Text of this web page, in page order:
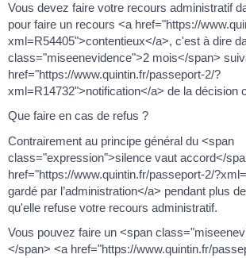
Vous devez faire votre recours administratif
pour faire un recours <a href="https://
xml=R54405">contentieux</a>, c'est à dire
class="miseenevidence">2 mois</span>
href="https://www.quintin.fr/passeport-2/?
xml=R14732">notification</a> de la décision
Que faire en cas de refus ?
Contrairement au principe général du <span
class="expression">silence vaut accord</
href="https://www.quintin.fr/passeport-2/
gardé par l’administration</a> pendant plus
qu'elle refuse votre recours administratif.
Vous pouvez faire un <span
</span> <a href="https://www.quintin.fr/